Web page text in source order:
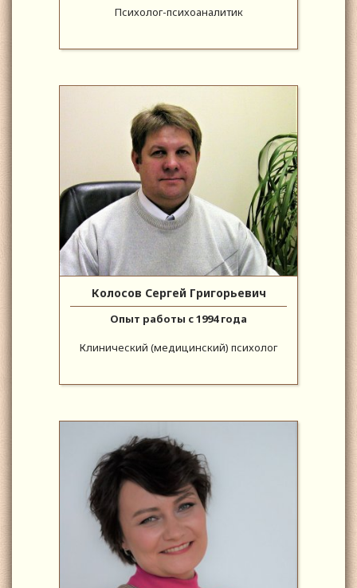
Психолог-психоаналитик
Колосов Сергей Григорьевич
Опыт работы с 1994 года
Клинический (медицинский) психолог